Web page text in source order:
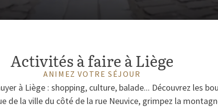
Activités à faire à Liège
ANIMEZ VOTRE SÉJOUR
à Liège : shopping, culture, balade... Découvrez les
de la ville du côté de la rue Neuvice, grimpez la